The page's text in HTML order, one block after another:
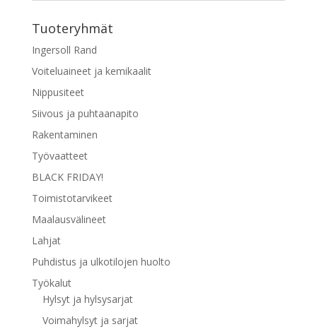
Tuoteryhmät
Ingersoll Rand
Voiteluaineet ja kemikaalit
Nippusiteet
Siivous ja puhtaanapito
Rakentaminen
Työvaatteet
BLACK FRIDAY!
Toimistotarvikeet
Maalausvälineet
Lahjat
Puhdistus ja ulkotilojen huolto
Työkalut
Hylsyt ja hylsysarjat
Voimahylsyt ja sarjat